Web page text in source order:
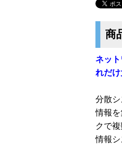
商
ネッ
れだ
分散
情報
クで
情報